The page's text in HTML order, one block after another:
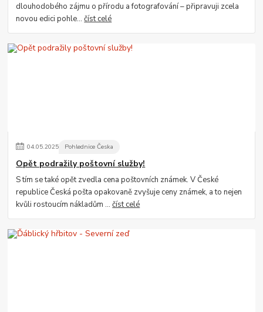
dlouhodobého zájmu o přírodu a fotografování – připravuji zcela
novou edici pohle...číst celé
04.05.2025 Pohlednice Česka
Opět podražily poštovní služby!
S tím se také opět zvedla cena poštovních známek. V České
republice Česká pošta opakovaně zvyšuje ceny známek, a to nejen
kvůli rostoucím nákladům ...číst celé